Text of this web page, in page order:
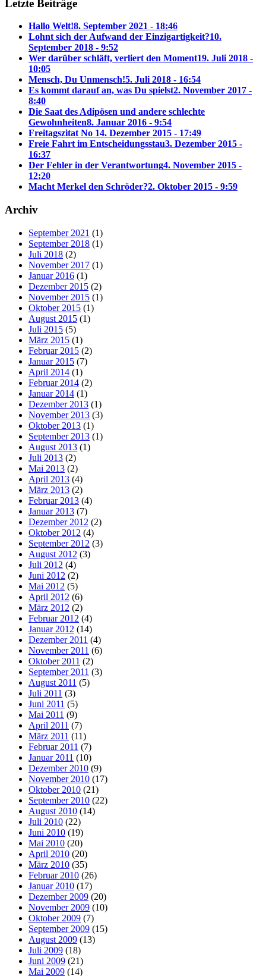
Letzte Beiträge
Hallo Welt!8. September 2021 - 18:46
Lohnt sich der Aufwand der Einzigartigkeit?10.
September 2018 - 9:52
Wer darüber schläft, verliert den Moment19. Juli 2018 -
10:05
Mensch, Du Unmensch!5. Juli 2018 - 16:54
Es kommt darauf an, was Du spielst2. November 2017 -
8:40
Die Saat des Adipösen und andere schlechte
Gewohnheiten8. Januar 2016 - 9:54
Freitagszitat No 14. Dezember 2015 - 17:49
Freie Fahrt im Entscheidungsstau3. Dezember 2015 -
16:37
Der Fehler in der Verantwortung4. November 2015 -
12:20
Macht Merkel den Schröder?2. Oktober 2015 - 9:59
Archiv
September 2021 (1)
September 2018 (1)
Juli 2018 (2)
November 2017 (1)
Januar 2016 (1)
Dezember 2015 (2)
November 2015 (1)
Oktober 2015 (1)
August 2015 (1)
Juli 2015 (5)
März 2015 (1)
Februar 2015 (2)
Januar 2015 (7)
April 2014 (1)
Februar 2014 (2)
Januar 2014 (1)
Dezember 2013 (1)
November 2013 (3)
Oktober 2013 (1)
September 2013 (1)
August 2013 (1)
Juli 2013 (2)
Mai 2013 (2)
April 2013 (4)
März 2013 (2)
Februar 2013 (4)
Januar 2013 (7)
Dezember 2012 (2)
Oktober 2012 (4)
September 2012 (3)
August 2012 (3)
Juli 2012 (4)
Juni 2012 (2)
Mai 2012 (5)
April 2012 (6)
März 2012 (2)
Februar 2012 (4)
Januar 2012 (14)
Dezember 2011 (4)
November 2011 (6)
Oktober 2011 (2)
September 2011 (3)
August 2011 (5)
Juli 2011 (3)
Juni 2011 (5)
Mai 2011 (9)
April 2011 (7)
März 2011 (11)
Februar 2011 (7)
Januar 2011 (10)
Dezember 2010 (9)
November 2010 (17)
Oktober 2010 (21)
September 2010 (22)
August 2010 (14)
Juli 2010 (22)
Juni 2010 (19)
Mai 2010 (20)
April 2010 (20)
März 2010 (35)
Februar 2010 (26)
Januar 2010 (17)
Dezember 2009 (20)
November 2009 (10)
Oktober 2009 (7)
September 2009 (15)
August 2009 (13)
Juli 2009 (18)
Juni 2009 (21)
Mai 2009 (14)